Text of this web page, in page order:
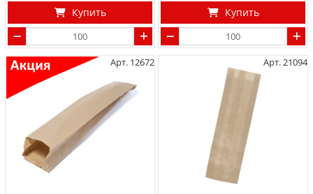
Купить Купить
Арт. 12672 Арт. 21094